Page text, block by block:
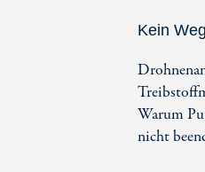
Kein
Warum
nicht